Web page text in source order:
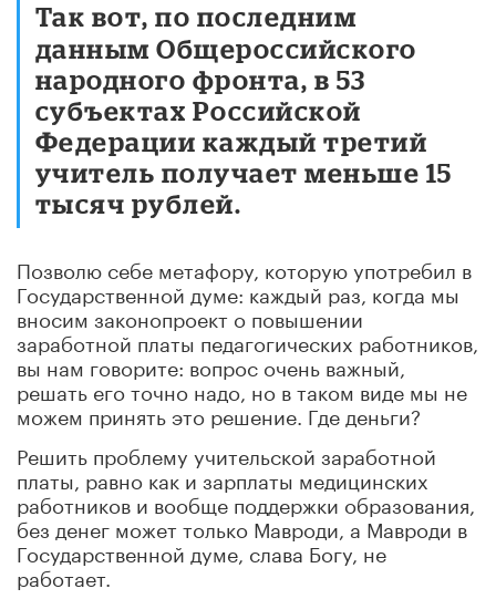
Так вот, по последним
данным Общероссийского
народного фронта, в 53
субъектах Российской
Федерации каждый третий
учитель получает меньше 15
тысяч рублей.
Позволю себе метафору, которую употребил в
Государственной думе: каждый раз, когда мы
вносим законопроект о повышении
заработной платы педагогических работников,
вы нам говорите: вопрос очень важный,
решать его точно надо, но в таком виде мы не
можем принять это решение. Где деньги?
Решить проблему учительской заработной
платы, равно как и зарплаты медицинских
работников и вообще поддержки образования,
без денег может только Мавроди, а Мавроди в
Государственной думе, слава Богу, не
работает.